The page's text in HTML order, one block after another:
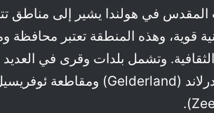
المقدس في هولندا يشير إلى مناطق
قوية، وهذه المنطقة تعتبر محافظة
وتشمل بلدات وقرى في